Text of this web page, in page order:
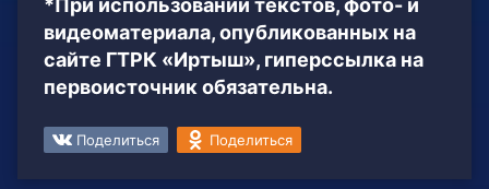
*При использовании текстов, фото- и
видеоматериала, опубликованных на
сайте ГТРК «Иртыш», гиперссылка на
первоисточник обязательна.
Поделиться Поделиться